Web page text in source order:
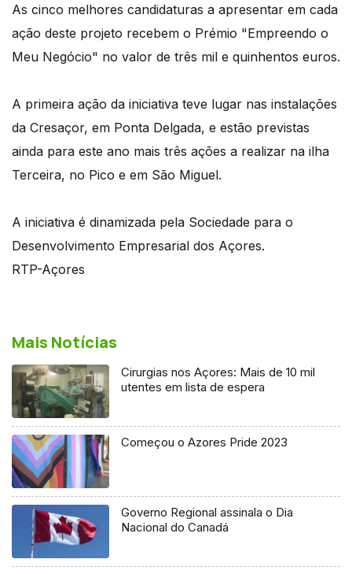
As cinco melhores candidaturas a apresentar em cada
ação deste projeto recebem o Prémio "Empreendo o
Meu Negócio" no valor de três mil e quinhentos euros.
A primeira ação da iniciativa teve lugar nas instalações
da Cresaçor, em Ponta Delgada, e estão previstas
ainda para este ano mais três ações a realizar na ilha
Terceira, no Pico e em São Miguel.
A iniciativa é dinamizada pela Sociedade para o
Desenvolvimento Empresarial dos Açores.
RTP-Açores
Mais Notícias
Cirurgias nos Açores: Mais de 10 mil
utentes em lista de espera
Começou o Azores Pride 2023
Governo Regional assinala o Dia
Nacional do Canadá